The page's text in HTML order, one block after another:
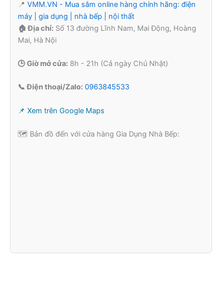
📍 VMM.VN - Mua sắm online hàng chính hãng: điện
máy | gia dụng | nhà bếp | nội thất
🏠 Địa chỉ: Số 13 đường Lĩnh Nam, Mai Động, Hoàng
Mai, Hà Nội
🕒 Giờ mở cửa: 8h - 21h (Cả ngày Chủ Nhật)
📞 Điện thoại/Zalo: 0963845533
📌 Xem trên Google Maps
🗺️ Bản đồ đến với cửa hàng Gia Dụng Nhà Bếp: